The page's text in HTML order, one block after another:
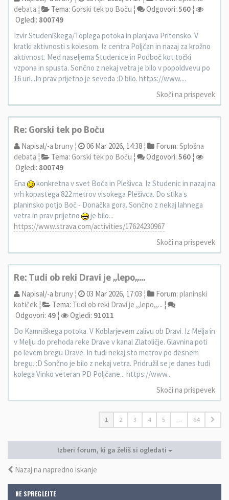
NE SPREGLEJTE
debata ¦ Tema: Gorski tek po Boču ¦ Odgovori: 560 ¦
Ogledi: 800749
Izvir Studeniškega/Toplega potoka in planjava Pritensko. V
kratki aktivnosti s kolesom. Iz centra Poljčan in nazaj za krožno
aktivnost. Med naseljema Studenice in Podboč kot točki
vzpona in spusta. Sončno z nekaj vetra je bilo v popoldvevu po
16 uri...In prav prijetno je seveda :D bilo. https://www....
Skoči na prispevek
Re: Gorski tek po Boču
Napisal/-a bruny ¦ 06 Mar 2026, 14:38 ¦ Forum: Splošna
debata ¦ Tema: Gorski tek po Boču ¦ Odgovori: 560 ¦
Ogledi: 800749
Ena
konkretna v svet Boča in Plešivca. Iz Studenic in nazaj na
vrh kopastega 822 metrov visokega Plešivca. Do stika s
planinsko potjo Boč - Donačka gora. Sončno z nekaj lahnega
vetra in prav prijetno
je bilo...
https://www.strava.com/activities/17624230967
Skoči na prispevek
Re: Tudi ob reki Dravi je ,,lepo,,...
Napisal/-a bruny ¦ 03 Mar 2026, 17:03 ¦ Forum: planinski
kotiček ¦ Tema: Tudi ob reki Dravi je ,,lepo,,... ¦
Odgovori: 49 ¦ Ogledi: 91011
Do Kamniškega potoka. V Koblarjevem zalivu ob Dravi. Iz Melja in
v Melju do prehoda reke Drave v kanal Zlatoličje. Glavnina poti
po levem bregu Drave. In tudi nekaj sto metrov po desnem
bregu. :D Sončno je bilo z nekaj vetra. Pridružil se je danes tudi
kolega Vinko veteran PD Poljčane... https://www...
Skoči na prispevek
1 2 3 4 5 … 64
Izberi forum, ki ga želiš si ogledati
Nazaj na napredno iskanje